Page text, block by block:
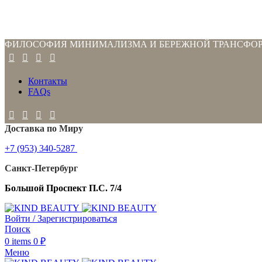
ФИЛОСОФИЯ МИНИМАЛИЗМА И БЕРЕЖНОЙ
Контакты
FAQs
Доставка по Миру
+7 (953) 340-5287
Санкт-Петербург
Большой Проспект П.С. 7/4
Войти / Зарегистрироваться
Поиск
0 items 0 ₽
Меню